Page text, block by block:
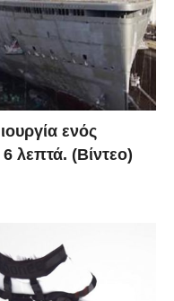
ενός
λεπτά. (Βίντεο)